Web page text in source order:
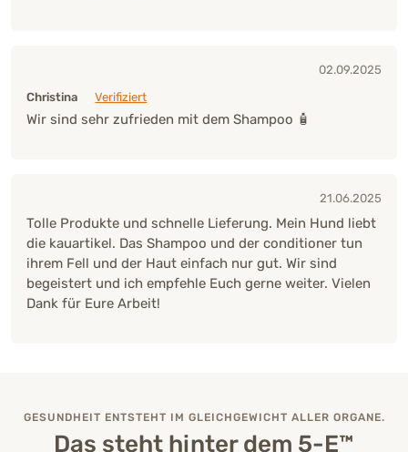
02.09.2025
Christina
Verifiziert
Wir sind sehr zufrieden mit dem Shampoo 🧴
21.06.2025
Tolle Produkte und schnelle Lieferung. Mein Hund liebt
die kauartikel. Das Shampoo und der conditioner tun
ihrem Fell und der Haut einfach nur gut. Wir sind
begeistert und ich empfehle Euch gerne weiter. Vielen
Dank für Eure Arbeit!
GESUNDHEIT ENTSTEHT IM GLEICHGEWICHT ALLER ORGANE.
Das steht hinter dem 5-E™